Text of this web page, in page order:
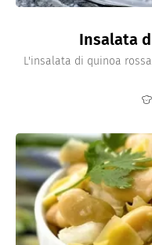
Insalata
L'insalata di quinoa